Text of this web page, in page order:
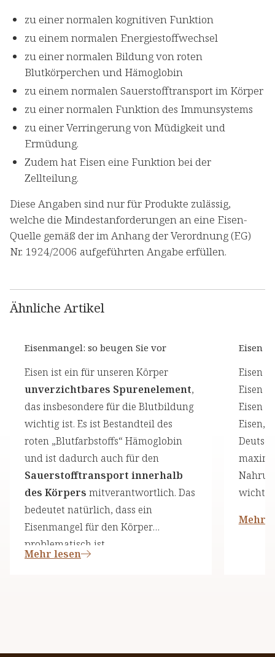
zu einer normalen kognitiven Funktion
zu einem normalen Energiestoffwechsel
zu einer normalen Bildung von roten
Blutkörperchen und Hämoglobin
zu einem normalen Sauerstofftransport im Körper
zu einer normalen Funktion des Immunsystems
zu einer Verringerung von Müdigkeit und
Ermüdung.
Zudem hat Eisen eine Funktion bei der
Zellteilung.
Diese Angaben sind nur für Produkte zulässig,
welche die Mindestanforderungen an eine Eisen-
Quelle gemäß der im Anhang der Verordnung (EG)
Nr. 1924/2006 aufgeführten Angabe erfüllen.
Ähnliche Artikel
Eisenmangel: so beugen Sie vor
Eisen ist ein für unseren Körper
unverzichtbares Spurenelement,
das insbesondere für die Blutbildung
wichtig ist. Es ist Bestandteil des
roten „Blutfarbstoffs“ Hämoglobin
und ist dadurch auch für den
Sauerstofftransport innerhalb
des Körpers mitverantwortlich. Das
bedeutet natürlich, dass ein
Eisenmangel für den Körper
problematisch ist.
Mehr lesen
Eisen
Eisen
Eisen
Eisen
Eisen,
Mehr